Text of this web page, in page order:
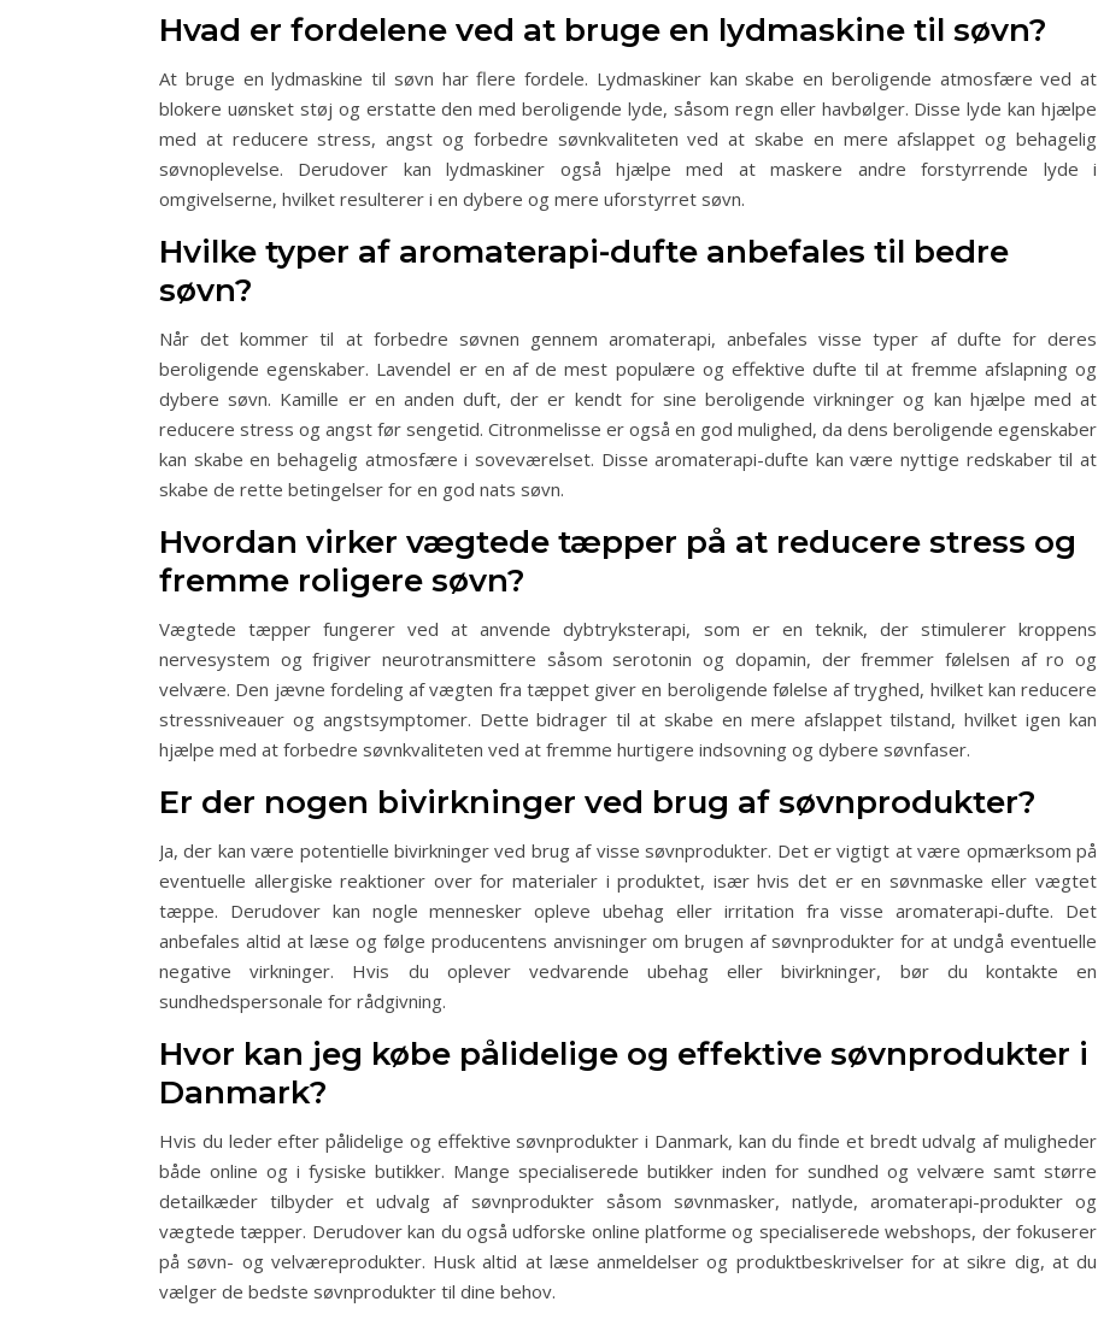
Hvad er fordelene ved at bruge en lydmaskine til søvn?
At bruge en lydmaskine til søvn har flere fordele. Lydmaskiner kan skabe en beroligende atmosfære ved at
blokere uønsket støj og erstatte den med beroligende lyde, såsom regn eller havbølger. Disse lyde kan hjælpe
med at reducere stress, angst og forbedre søvnkvaliteten ved at skabe en mere afslappet og behagelig
søvnoplevelse. Derudover kan lydmaskiner også hjælpe med at maskere andre forstyrrende lyde i
omgivelserne, hvilket resulterer i en dybere og mere uforstyrret søvn.
Hvilke typer af aromaterapi-dufte anbefales til bedre
søvn?
Når det kommer til at forbedre søvnen gennem aromaterapi, anbefales visse typer af dufte for deres
beroligende egenskaber. Lavendel er en af de mest populære og effektive dufte til at fremme afslapning og
dybere søvn. Kamille er en anden duft, der er kendt for sine beroligende virkninger og kan hjælpe med at
reducere stress og angst før sengetid. Citronmelisse er også en god mulighed, da dens beroligende egenskaber
kan skabe en behagelig atmosfære i soveværelset. Disse aromaterapi-dufte kan være nyttige redskaber til at
skabe de rette betingelser for en god nats søvn.
Hvordan virker vægtede tæpper på at reducere stress og
fremme roligere søvn?
Vægtede tæpper fungerer ved at anvende dybtryksterapi, som er en teknik, der stimulerer kroppens
nervesystem og frigiver neurotransmittere såsom serotonin og dopamin, der fremmer følelsen af ro og
velvære. Den jævne fordeling af vægten fra tæppet giver en beroligende følelse af tryghed, hvilket kan reducere
stressniveauer og angstsymptomer. Dette bidrager til at skabe en mere afslappet tilstand, hvilket igen kan
hjælpe med at forbedre søvnkvaliteten ved at fremme hurtigere indsovning og dybere søvnfaser.
Er der nogen bivirkninger ved brug af søvnprodukter?
Ja, der kan være potentielle bivirkninger ved brug af visse søvnprodukter. Det er vigtigt at være opmærksom på
eventuelle allergiske reaktioner over for materialer i produktet, især hvis det er en søvnmaske eller vægtet
tæppe. Derudover kan nogle mennesker opleve ubehag eller irritation fra visse aromaterapi-dufte. Det
anbefales altid at læse og følge producentens anvisninger om brugen af søvnprodukter for at undgå eventuelle
negative virkninger. Hvis du oplever vedvarende ubehag eller bivirkninger, bør du kontakte en
sundhedspersonale for rådgivning.
Hvor kan jeg købe pålidelige og effektive søvnprodukter i
Danmark?
Hvis du leder efter pålidelige og effektive søvnprodukter i Danmark, kan du finde et bredt udvalg af muligheder
både online og i fysiske butikker. Mange specialiserede butikker inden for sundhed og velvære samt større
detailkæder tilbyder et udvalg af søvnprodukter såsom søvnmasker, natlyde, aromaterapi-produkter og
vægtede tæpper. Derudover kan du også udforske online platforme og specialiserede webshops, der fokuserer
på søvn- og velværeprodukter. Husk altid at læse anmeldelser og produktbeskrivelser for at sikre dig, at du
vælger de bedste søvnprodukter til dine behov.